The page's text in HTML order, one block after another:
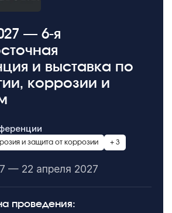
— 6-я
и выставка по
коррозии и
и защита от коррозии + 3
— 22 апреля 2027
проведения: